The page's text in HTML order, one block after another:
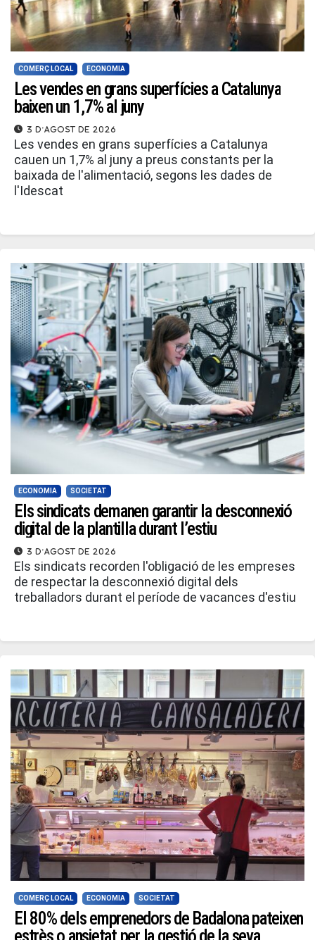
COMERÇ LOCAL ECONOMIA
Les vendes en grans superfícies a Catalunya
baixen un 1,7% al juny
3 d'agost de 2026
Les vendes en grans superfícies a Catalunya
cauen un 1,7% al juny a preus constants per la
baixada de l'alimentació, segons les dades de
l'Idescat
ECONOMIA SOCIETAT
Els sindicats demanen garantir la desconnexió
digital de la plantilla durant l’estiu
3 d'agost de 2026
Els sindicats recorden l'obligació de les empreses
de respectar la desconnexió digital dels
treballadors durant el període de vacances d'estiu
COMERÇ LOCAL ECONOMIA SOCIETAT
El 80% dels emprenedors de Badalona pateixen